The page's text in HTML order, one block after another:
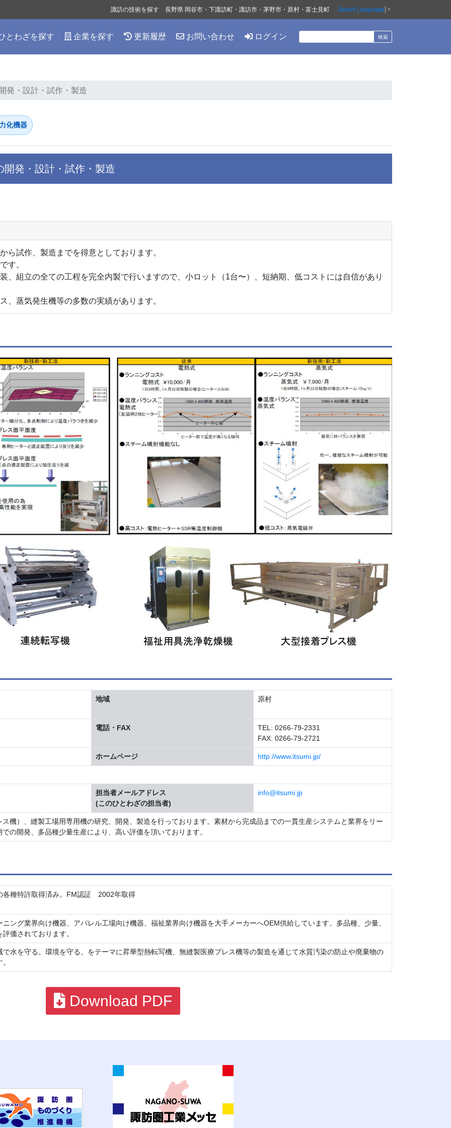
とわざを探す 企業を探す 更新履歴 お問い合わせ ログイン
諏訪の技術を探す 長野県 岡谷市・下諏訪町・諏訪市・茅野市・原村・富士見町 Select Language ▼
発・設計・試作・製造
化機器
発・設計・試作・製造
ら試作、製造までを得意としております。
す。
、組立の全ての工程を完全内製で行いますので、小ロット（1台〜）、短納期、低コストには自信があり
、蒸気発生機等の多数の実績があります。
地域 原村
電話・FAX
TEL: 0266-79-2331
FAX: 0266-79-2721
ホームページ http://www.itsumi.jp/
担当者メールアドレス
(このひとわざの担当者)
info@itsumi.jp
機）、縫製工場用専用機の研究、開発、製造を行っております。素材から完成品までの一貫生産システムと業界をリー
の開発、多品種少量生産により、高い評価を頂いております。
各種特許取得済み。FM認証 2002年取得
ング業界向け機器、アパレル工場向け機器、福祉業界向け機器を大手メーカーへOEM供給しています。多品種、少量、
価されております。
水を守る。環境を守る。をテーマに昇華型熱転写機、無縫製医療プレス機等の製造を通じて水質汚染の防止や廃棄物の
Download PDF